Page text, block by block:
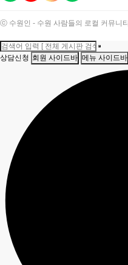
ⓒ 수원인 - 수원 사람들의 로컬 커뮤니티
상담신청 회원 사이드바 메뉴 사이드바